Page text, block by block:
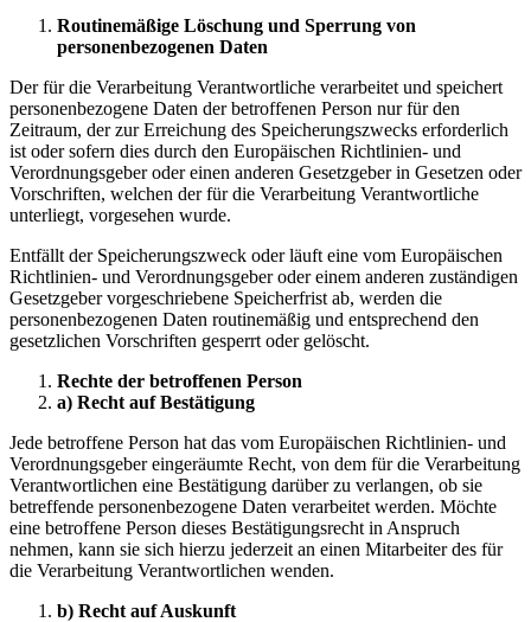
Routinemäßige Löschung und Sperrung von
personenbezogenen Daten
Der für die Verarbeitung Verantwortliche verarbeitet und speichert
personenbezogene Daten der betroffenen Person nur für den
Zeitraum, der zur Erreichung des Speicherungszwecks erforderlich
ist oder sofern dies durch den Europäischen Richtlinien- und
Verordnungsgeber oder einen anderen Gesetzgeber in Gesetzen oder
Vorschriften, welchen der für die Verarbeitung Verantwortliche
unterliegt, vorgesehen wurde.
Entfällt der Speicherungszweck oder läuft eine vom Europäischen
Richtlinien- und Verordnungsgeber oder einem anderen zuständigen
Gesetzgeber vorgeschriebene Speicherfrist ab, werden die
personenbezogenen Daten routinemäßig und entsprechend den
gesetzlichen Vorschriften gesperrt oder gelöscht.
Rechte der betroffenen Person
a) Recht auf Bestätigung
Jede betroffene Person hat das vom Europäischen Richtlinien- und
Verordnungsgeber eingeräumte Recht, von dem für die Verarbeitung
Verantwortlichen eine Bestätigung darüber zu verlangen, ob sie
betreffende personenbezogene Daten verarbeitet werden. Möchte
eine betroffene Person dieses Bestätigungsrecht in Anspruch
nehmen, kann sie sich hierzu jederzeit an einen Mitarbeiter des für
die Verarbeitung Verantwortlichen wenden.
b) Recht auf Auskunft